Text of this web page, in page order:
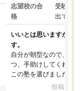
志望校の合
格
受験して
出ていな
いいとは思いますが、料
す。
自分が朝型なので、自習
つ、手助けしてくれる設
この塾を選びました。
投稿日：